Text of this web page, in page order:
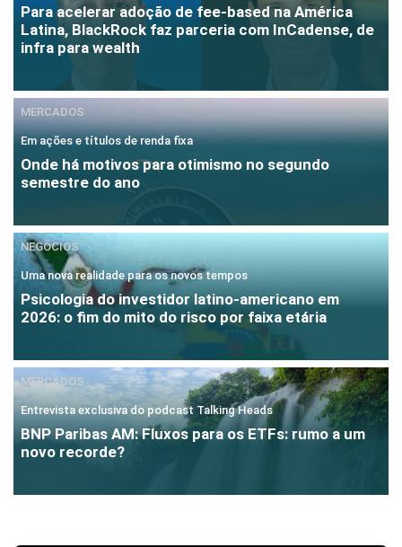
Para acelerar adoção de fee-based na América
Latina, BlackRock faz parceria com InCadense, de
infra para wealth
MERCADOS
Em ações e títulos de renda fixa
Onde há motivos para otimismo no segundo
semestre do ano
NEGÓCIOS
Uma nova realidade para os novos tempos
Psicologia do investidor latino-americano em
2026: o fim do mito do risco por faixa etária
MERCADOS
Entrevista exclusiva do podcast Talking Heads
BNP Paribas AM: Fluxos para os ETFs: rumo a um
novo recorde?